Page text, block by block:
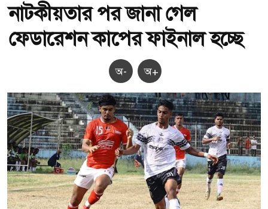
নাটকীয়তার পর জানা গেল
ফেডারেশন কাপের ফাইনাল হচ্ছে
অ- অ+